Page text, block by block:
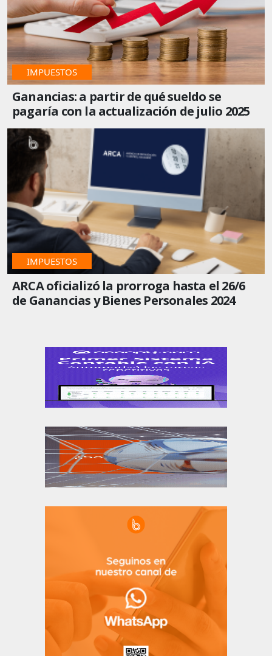
IMPUESTOS
Ganancias: a partir de qué sueldo se
pagaría con la actualización de julio 2025
IMPUESTOS
ARCA oficializó la prorroga hasta el 26/6
de Ganancias y Bienes Personales 2024